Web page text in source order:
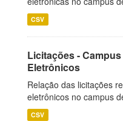
CSV
Licitações -
Eletrônicos
Relação das licitações
eletrônicos no campus
CSV